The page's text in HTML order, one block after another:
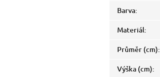
Barva:
Materiál:
Průměr (cm):
Výška (cm):